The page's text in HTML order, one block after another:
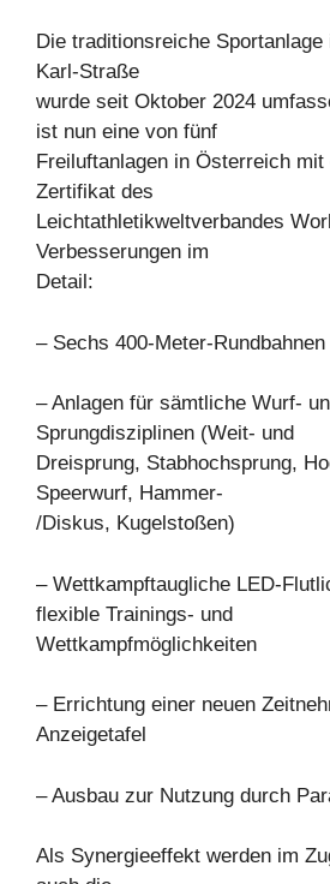
Die traditionsreiche
Karl-Straße
wurde seit Oktober 2024
ist nun eine von fünf
Freiluftanlagen in Österreich
Zertifikat des
Leichtathletikweltverbandes
Verbesserungen im
Detail:
– Sechs 400-Meter-Rundbahnen
– Anlagen für sämtliche Wurf-
Sprungdisziplinen (Weit- und
Dreisprung, Stabhochsprung,
Speerwurf, Hammer-
/Diskus, Kugelstoßen)
– Wettkampftaugliche LED-
flexible Trainings- und
Wettkampfmöglichkeiten
– Errichtung einer neuen
Anzeigetafel
– Ausbau zur Nutzung durch
Als Synergieeffekt werden im